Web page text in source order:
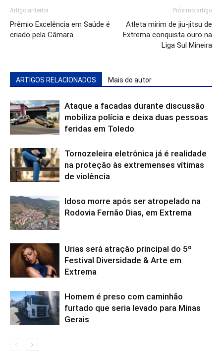
Artigo anterior
Prêmio Excelência em Saúde é
criado pela Câmara
Próximo artigo
Atleta mirim de jiu-jitsu de
Extrema conquista ouro na
Liga Sul Mineira
ARTIGOS RELACIONADOS Mais do autor
Ataque a facadas durante discussão
mobiliza polícia e deixa duas pessoas
feridas em Toledo
Tornozeleira eletrônica já é realidade
na proteção às extremenses vítimas
de violência
Idoso morre após ser atropelado na
Rodovia Fernão Dias, em Extrema
Urias será atração principal do 5º
Festival Diversidade & Arte em
Extrema
Homem é preso com caminhão
furtado que seria levado para Minas
Gerais